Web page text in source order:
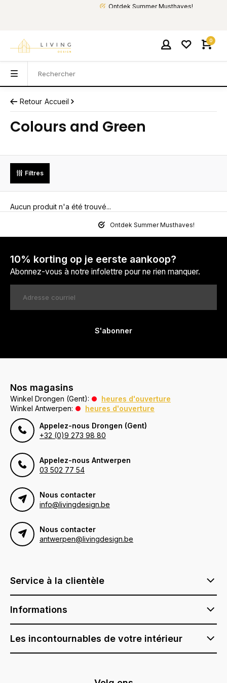
Ontdek Summer Musthaves!
0
Retour Accueil
Colours and Green
Filtres
Aucun produit n'a été trouvé...
Ontdek Summer Musthaves!
10% korting op je eerste aankoop?
Abonnez-vous à notre infolettre pour ne rien manquer.
S'abonner
Nos magasins
Winkel Drongen (Gent):
heures d'ouverture
Winkel Antwerpen:
heures d'ouverture
Appelez-nous Drongen (Gent)
+32 (0)9 273 98 80
Appelez-nous Antwerpen
03 502 77 54
Nous contacter
info@livingdesign.be
Nous contacter
antwerpen@livingdesign.be
Service à la clientèle
Informations
Les incontournables de votre intérieur